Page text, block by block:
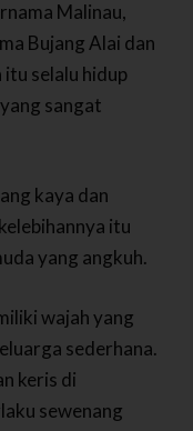
Malinau,
Bujang Alai dan
itu selalu hidup
sangat
kaya dan
itu
yang angkuh.
wajah yang
sederhana.
keris di
sewenang